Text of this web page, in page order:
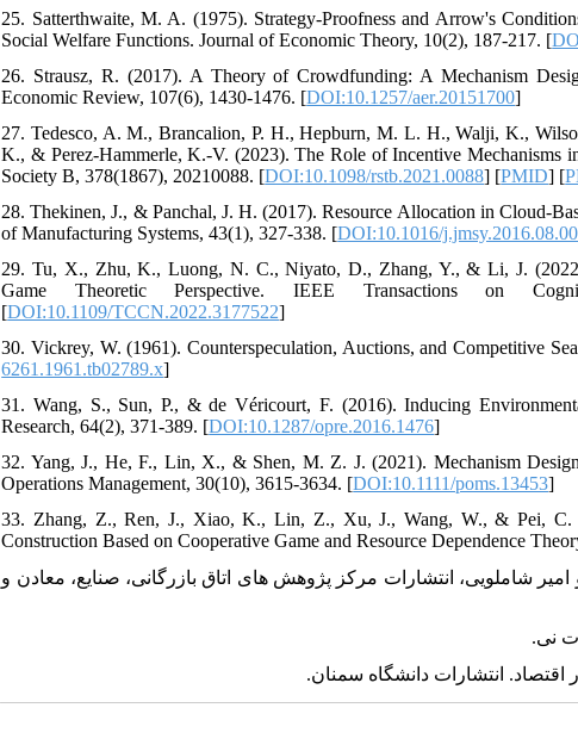
25. Satterthwaite, M. A. (1975). Strategy-Proofness and Arrow's
Social Welfare Functions. Journal of Economic Theory, 10(2), 187-217. [
26. Strausz, R. (2017). A Theory of Crowdfunding: A Mechanism
Economic Review, 107(6), 1430-1476. [DOI:10.1257/aer.20151700]
27. Tedesco, A. M., Brancalion, P. H., Hepburn, M. L. H., Walji, K.,
K., & Perez-Hammerle, K.-V. (2023). The Role of Incentive Mechanisms
Society B, 378(1867), 20210088. [DOI:10.1098/rstb.2021.0088] [PMID] [
28. Thekinen, J., & Panchal, J. H. (2017). Resource Allocation in Cloud-
of Manufacturing Systems, 43(1), 327-338. [DOI:10.1016/
29. Tu, X., Zhu, K., Luong, N. C., Niyato, D., Zhang, Y., & Li, J.
Game Theoretic Perspective. IEEE Transactions on
[DOI:10.1109/TCCN.2022.3177522]
30. Vickrey, W. (1961). Counterspeculation, Auctions, and Competitive
6261.1961.tb02789.x]
31. Wang, S., Sun, P., & de Véricourt, F. (2016). Inducing
Research, 64(2), 371-389. [DOI:10.1287/opre.2016.1476]
32. Yang, J., He, F., Lin, X., & Shen, M. Z. J. (2021). Mechanism
Operations Management, 30(10), 3615-3634. [DOI:10.1111/poms.13453]
33. Zhang, Z., Ren, J., Xiao, K., Lin, Z., Xu, J., Wang, W., & Pei, C.
Construction Based on Cooperative Game and Resource Dependence
و امیر شاملویی، انتشارات مرکز پژوهش ‏های اتاق بازرگانی، صنایع، ‏معادن و